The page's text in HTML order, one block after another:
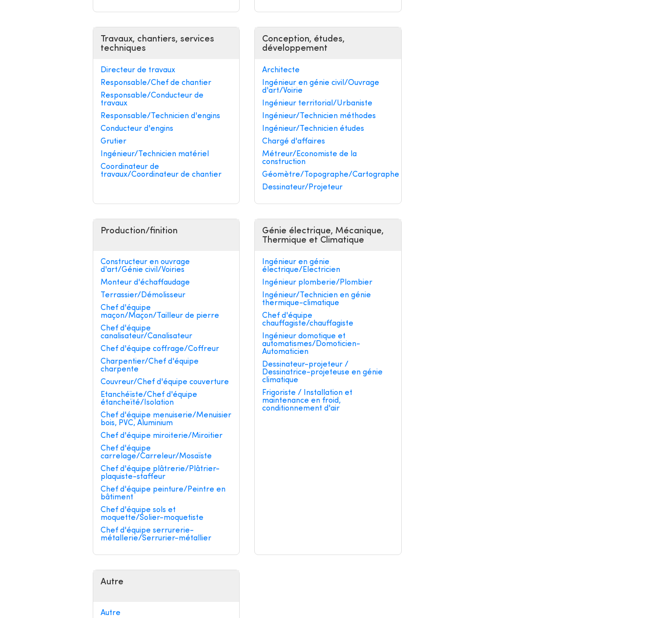
Travaux, chantiers, services
techniques
Directeur de travaux
Responsable/Chef de chantier
Responsable/Conducteur de
travaux
Responsable/Technicien d'engins
Conducteur d'engins
Grutier
Ingénieur/Technicien matériel
Coordinateur de
travaux/Coordinateur de chantier
Conception, études,
développement
Architecte
Ingénieur en génie civil/Ouvrage
d'art/Voirie
Ingénieur territorial/Urbaniste
Ingénieur/Technicien méthodes
Ingénieur/Technicien études
Chargé d'affaires
Métreur/Economiste de la
construction
Géomètre/Topographe/Cartographe
Dessinateur/Projeteur
Production/finition
Constructeur en ouvrage
d'art/Génie civil/Voiries
Monteur d'échaffaudage
Terrassier/Démolisseur
Chef d'équipe
maçon/Maçon/Tailleur de pierre
Chef d'équipe
canalisateur/Canalisateur
Chef d'équipe coffrage/Coffreur
Charpentier/Chef d'équipe
charpente
Couvreur/Chef d'équipe couverture
Etanchéïste/Chef d'équipe
étancheïté/Isolation
Chef d'équipe menuiserie/Menuisier
bois, PVC, Aluminium
Chef d'équipe miroiterie/Miroitier
Chef d'équipe
carrelage/Carreleur/Mosaïste
Chef d'équipe plâtrerie/Plâtrier-
plaquiste-staffeur
Chef d'équipe peinture/Peintre en
bâtiment
Chef d'équipe sols et
moquette/Solier-moquetiste
Chef d'équipe serrurerie-
métallerie/Serrurier-métallier
Génie électrique, Mécanique,
Thermique et Climatique
Ingénieur en génie
électrique/Electricien
Ingénieur plomberie/Plombier
Ingénieur/Technicien en génie
thermique-climatique
Chef d'équipe
chauffagiste/chauffagiste
Ingénieur domotique et
automatismes/Domoticien-
Automaticien
Dessinateur-projeteur /
Dessinatrice-projeteuse en génie
climatique
Frigoriste / Installation et
maintenance en froid,
conditionnement d'air
Autre
Autre